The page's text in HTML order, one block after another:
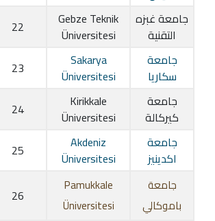
جامعة غبزه
التقنية
Gebze Teknik
Üniversitesi
22
جامعة
سكاريا
Sakarya
Üniversitesi
23
جامعة
كيركالة
Kirikkale
Üniversitesi
24
جامعة
اكدينيز
Akdeniz
Üniversitesi
25
جامعة
باموكالي
Pamukkale
Üniversitesi
26